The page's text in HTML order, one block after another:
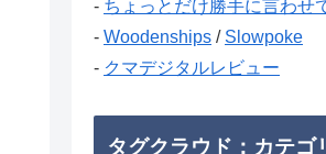
- ちょっとだけ勝手に言わせ
- Woodenships / Slowpoke
- クマデジタルレビュー
タグクラウド：カテゴ